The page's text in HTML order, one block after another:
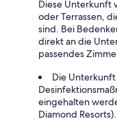
Diese Unterkunft
oder Terrassen,
sind. Bei
direkt an die
passendes
Die
eingehalten
Diamond Resorts).